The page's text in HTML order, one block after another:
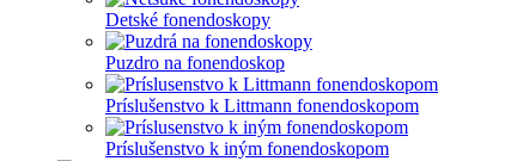
Detské fonendoskopy
Puzdro na fonendoskop
Príslušenstvo k Littmann fonendoskopom
Príslušenstvo k iným fonendoskopom